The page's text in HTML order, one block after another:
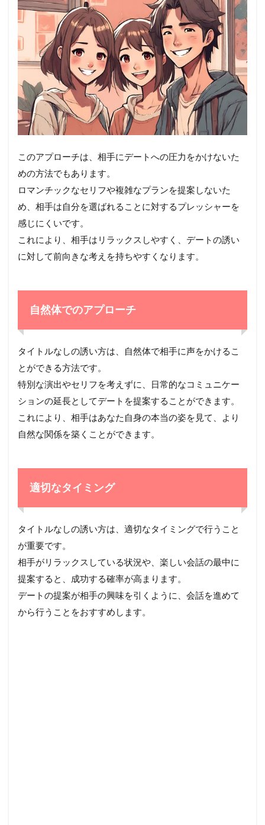
このアプローチは、相手にデートへの圧力をかけないた
めの方法でもあります。
ロマンチックなセリフや複雑なプランを提案しないた
め、相手は自分を選ばれることに対するプレッシャーを
感じにくいです。
これにより、相手はリラックスしやすく、デートの誘い
に対して前向きな考えを持ちやすくなります。
自然体でのアプローチ
タイトルなしの誘い方は、自然体で相手に声をかけるこ
とができる方法です。
特別な演出やセリフを考えずに、日常的なコミュニケー
ションの延長としてデートを提案することができます。
これにより、相手はあなた自身の本当の姿を見て、より
自然な関係を築くことができます。
適切なタイミング
タイトルなしの誘い方は、適切なタイミングで行うこと
が重要です。
相手がリラックスしている状況や、楽しい会話の最中に
提案すると、成功する確率が高まります。
デートの提案が相手の興味を引くように、会話を進めて
から行うことをおすすめします。